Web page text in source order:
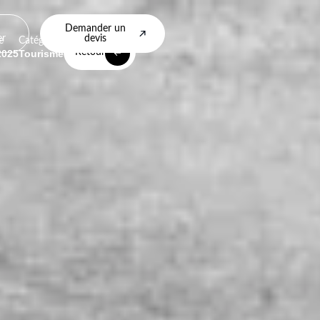
Demander un
devis
Catégorie
Tourisme Retour